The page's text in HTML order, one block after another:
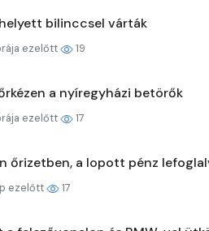
bilinccsel várták
ezelőtt 19
a nyíregyházi betörők
ezelőtt 17
őrizetben, a lopott pénz
ezelőtt 17